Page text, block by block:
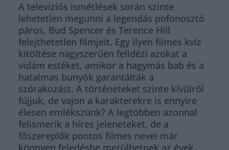
A televíziós ismétlések során szinte
lehetetlen megunni a legendás pofonosztó
páros, Bud Spencer és Terence Hill
felejthetetlen filmjeit. Egy ilyen filmes kvíz
kitöltése nagyszerűen felidézi azokat a
vidám estéket, amikor a hagymás bab és a
hatalmas bunyók garantálták a
szórakozást. A történeteket szinte kívülről
fújjuk, de vajon a karakterekre is ennyire
élesen emlékszünk? A legtöbben azonnal
felismerik a híres jeleneteket, de a
főszereplők pontos filmes nevei már
könnyen feledésbe merülhetnek az évek